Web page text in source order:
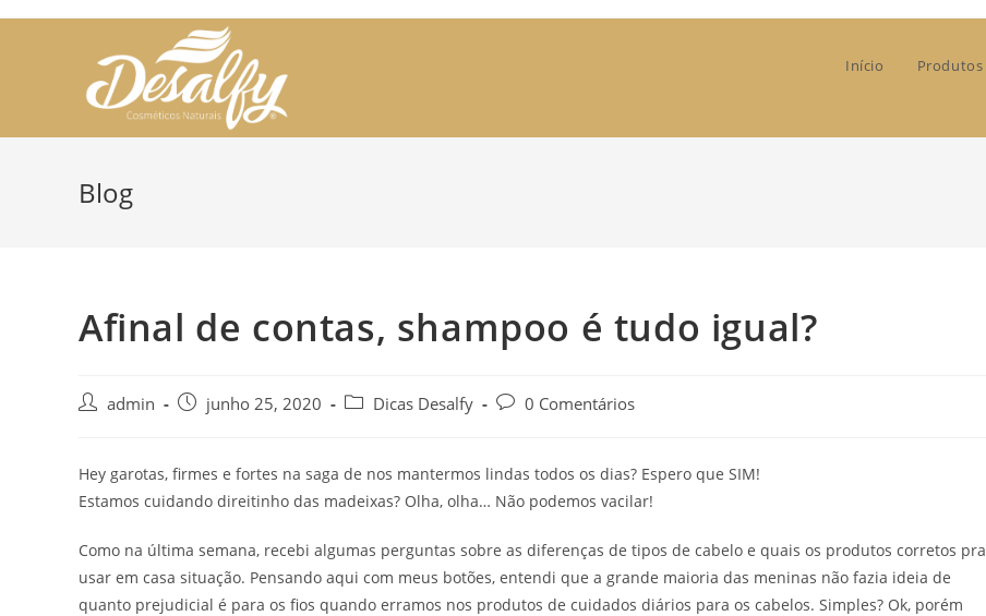
Início Produtos
Blog
Afinal de contas, shampoo é tudo igual?
Postadmin
Post junho 25, 2020
Post Dicas Desalfy
Post0 Comentários
Hey garotas, firmes e fortes na saga de nos mantermos lindas todos os dias? Espero que SIM!
Estamos cuidando direitinho das madeixas? Olha, olha… Não podemos vacilar!
Como na última semana, recebi algumas perguntas sobre as diferenças de tipos de cabelo e quais os produtos corretos pra
usar em casa situação. Pensando aqui com meus botões, entendi que a grande maioria das meninas não fazia ideia de
quanto prejudicial é para os fios quando erramos nos produtos de cuidados diários para os cabelos. Simples? Ok, porém